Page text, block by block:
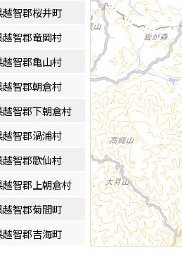
越智郡桜井町
越智郡竜岡村
越智郡亀山村
越智郡朝倉村
越智郡下朝倉村
越智郡渦浦村
越智郡歌仙村
越智郡上朝倉村
越智郡菊間町
越智郡吉海町